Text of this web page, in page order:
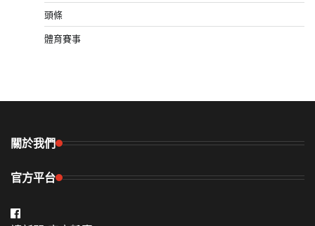
頭條
體育賽事
關於我們
官方平台